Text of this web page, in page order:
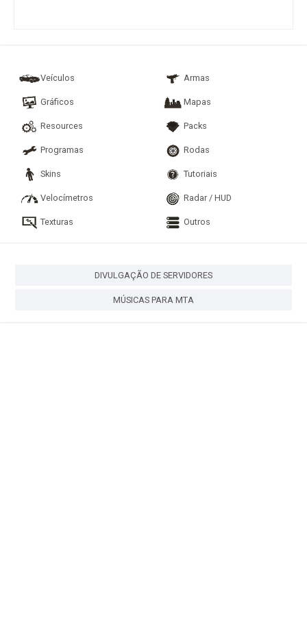
Veículos Armas
Gráficos Mapas
Resources Packs
Programas Rodas
Skins Tutoriais
Velocímetros Radar / HUD
Texturas Outros
DIVULGAÇÃO DE SERVIDORES
MÚSICAS PARA MTA